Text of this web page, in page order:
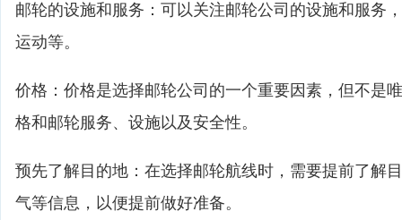
邮轮的设施和服务：可以关注邮轮公司的设施和服务
运动等。
价格：价格是选择邮轮公司的一个重要因素，但不是
格和邮轮服务、设施以及安全性。
预先了解目的地：在选择邮轮航线时，需要提前了解
气等信息，以便提前做好准备。